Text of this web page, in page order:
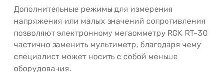
Дополнительные режимы для измерения
напряжения или малых значений сопротивления
позволяют электронному мегаомметру RGK RT-30
частично заменить мультиметр, благодаря чему
специалист может носить с собой меньше
оборудования.